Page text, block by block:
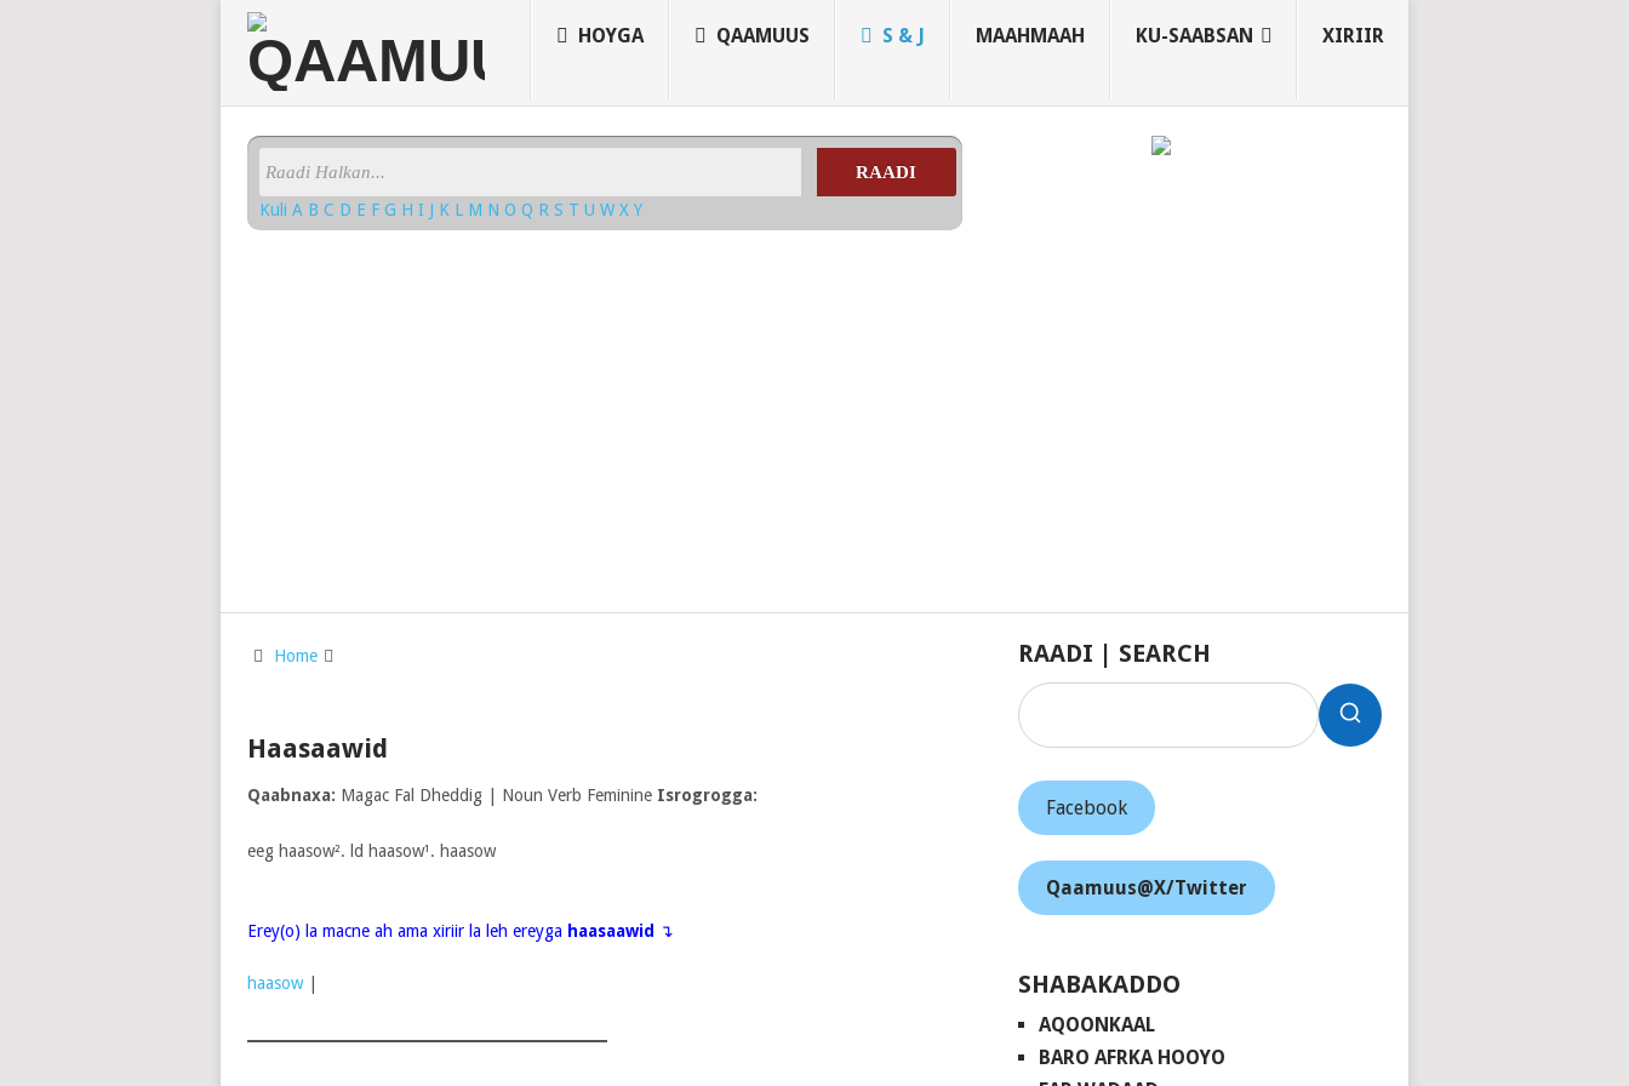
HOYGA QAAMUUS S & J MAAHMAAH KU-SAABSAN XIRIIR
RAADI
Kuli A B C D E F G H I J K L M N O Q R S T U W X Y
Home
Haasaawid
Qaabnaxa: Magac Fal Dheddig | Noun Verb Feminine Isrogrogga:
eeg haasow². ld haasow¹. haasow
Erey(o) la macne ah ama xiriir la leh ereyga haasaawid ↴
haasow|
RAADI | SEARCH
Facebook
Qaamuus@X/Twitter
SHABAKADDO
AQOONKAAL
BARO AFRKA HOOYO